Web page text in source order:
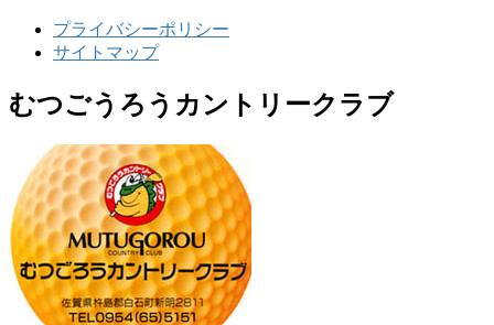
プライバシーポリシー
サイトマップ
むつごうろうカントリークラブ